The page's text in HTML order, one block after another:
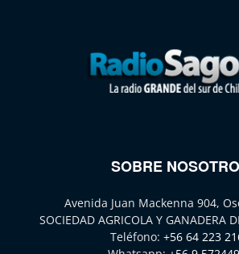
SOBRE
Avenida Juan Mackenna 904,
SOCIEDAD AGRICOLA Y GANADERA
Teléfono: +56 64 223